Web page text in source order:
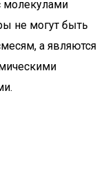
молекулами
не могут быть
а являются